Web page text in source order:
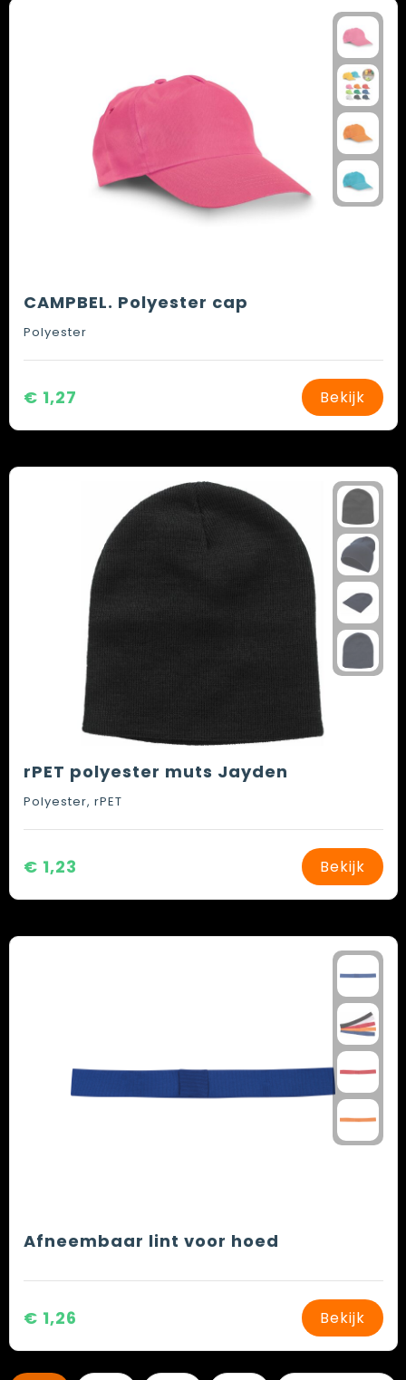
CAMPBEL. Polyester cap
Polyester
€ 1,27 Bekijk
rPET polyester muts Jayden
Polyester, rPET
€ 1,23 Bekijk
Afneembaar lint voor hoed
€ 1,26 Bekijk